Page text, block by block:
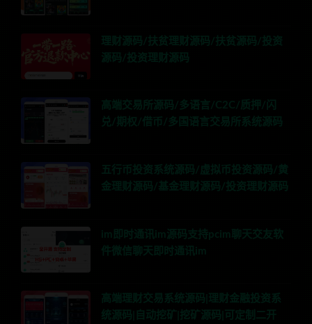
理财源码/扶贫理财源码/扶贫源码/投资
源码/投资理财源码
高端交易所源码/多语言/C2C/质押/闪
兑/期权/借币/多国语言交易所系统源码
五行币投资系统源码/虚拟币投资源码/黄
金理财源码/基金理财源码/投资理财源码
im即时通讯im源码支持pcim聊天交友软
件微信聊天即时通讯im
高端理财交易系统源码|理财金融投资系
统源码|自动挖矿|挖矿源码|可定制二开